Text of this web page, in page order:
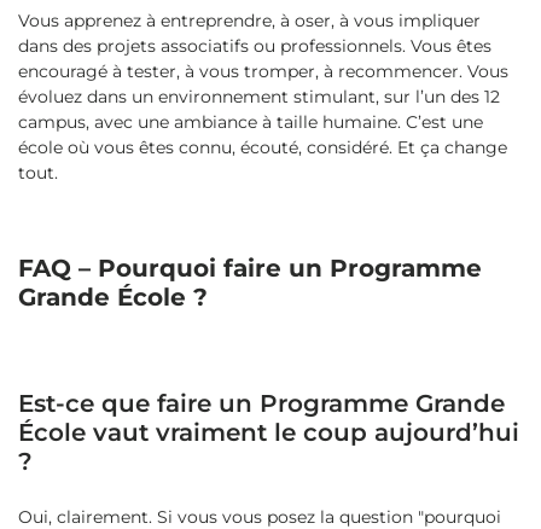
Vous apprenez à entreprendre, à oser, à vous impliquer
dans des projets associatifs ou professionnels. Vous êtes
encouragé à tester, à vous tromper, à recommencer. Vous
évoluez dans un environnement stimulant, sur l’un des 12
campus, avec une ambiance à taille humaine. C’est une
école où vous êtes connu, écouté, considéré. Et ça change
tout.
FAQ – Pourquoi faire un Programme
Grande École ?
Est-ce que faire un Programme Grande
École vaut vraiment le coup aujourd’hui
?
Oui, clairement. Si vous vous posez la question "pourquoi